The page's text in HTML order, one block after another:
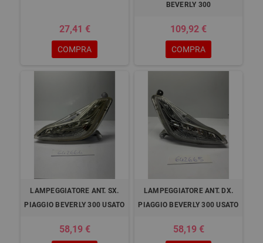
27,41 €
COMPRA
BEVERLY 300
109,92 €
COMPRA
LAMPEGGIATORE ANT. SX.
PIAGGIO BEVERLY 300 USATO
58,19 €
LAMPEGGIATORE ANT. DX.
PIAGGIO BEVERLY 300 USATO
58,19 €